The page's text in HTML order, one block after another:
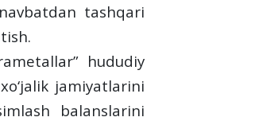
tashqari
hududiy
jamiyatlarini
balanslarini